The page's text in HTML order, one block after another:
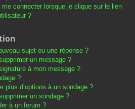
me connecter lorsque je clique sur le lien
?
sujet ou une réponse ?
un message ?
à mon message ?
?
plus d’options à un sondage ?
un sondage ?
à un forum ?